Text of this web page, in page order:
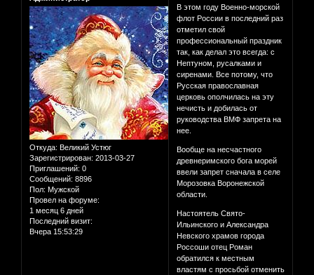
Откуда: Великий Устюг
Зарегистрирован: 2013-03-27
Приглашений: 0
Сообщений: 8896
Пол: Мужской
Провел на форуме:
1 месяц 6 дней
Последний визит:
Вчера 15:53:29
В этом году Военно-морской
флот России в последний раз
отметил свой
профессиональный праздник
так, как делал это всегда: с
Нептуном, русалками и
сиренами. Все потому, что
Русская православная
церковь ополчилась на эту
нечисть и добилась от
руководства ВМФ запрета на
нее.
Вообще на несчастного
древнеримского бога морей
ввели запрет сначала в селе
Морозовка Воронежской
области.
Настоятель Свято-
Ильинского и Александра
Невского храмов города
Россоши отец Роман
обратился к местным
властям с просьбой отменить